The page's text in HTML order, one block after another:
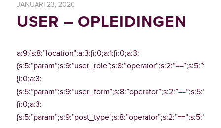
JANUARI 23, 2020
USER – OPLEIDINGEN
a:9:{s:8:”location”;a:3:{i:0;a:1:{i:0;a:3:
{i:0;a:3:
{i:0;a:3: